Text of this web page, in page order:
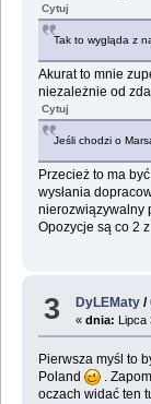
Cytuj
Tak to wygląda z
Akurat to mnie
niezależnie od
Cytuj
Jeśli chodzi o
Przecież to ma
wysłania
nierozwiązywalny
Opozycje są co 2
3 DyLEMaty /
«dnia: Lipca
Pierwsza myśl to
Poland
.
oczach widać ten